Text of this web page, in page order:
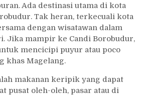
Ada destinasi utama di kota
Tak heran, terkecuali kota
dengan wisatawan dalam
Jika mampir ke Candi Borobudur,
mencicipi puyur atau poco
khas Magelang.
makanan keripik yang dapat
pusat oleh-oleh, pasar atau di